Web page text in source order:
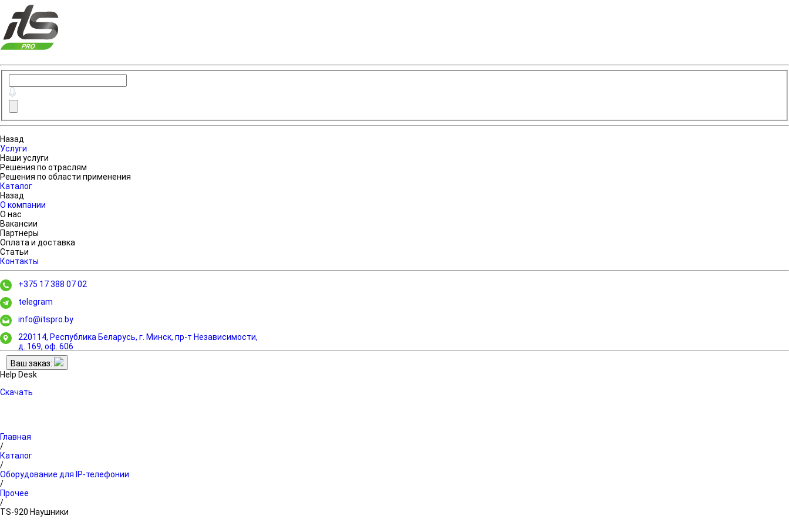
Назад
Услуги
Наши услуги
Решения по отраслям
Решения по области применения
Каталог
Назад
О компании
О нас
Вакансии
Партнеры
Оплата и доставка
Статьи
Контакты
+375 17 388 07 02
telegram
info@itspro.by
220114, Республика Беларусь, г. Минск, пр-т Независимости,
д. 169, оф. 606
Ваш заказ:
Help Desk
Скачать
Главная
/
Каталог
/
Оборудование для IP-телефонии
/
Прочее
/
TS-920 Наушники